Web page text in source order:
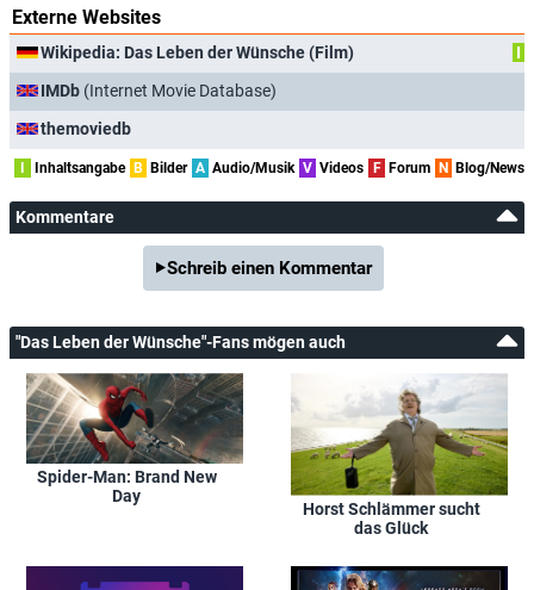
Externe Websites
Wikipedia: Das Leben der Wünsche (Film)
I
IMDb (Internet Movie Database)
themoviedb
Inhaltsangabe B Bilder A Audio/Musik V Videos F Forum N Blog/News
Kommentare
Schreib einen Kommentar
"Das Leben der Wünsche"-Fans mögen auch
Spider-Man: Brand New
Day
Horst Schlämmer sucht
das Glück